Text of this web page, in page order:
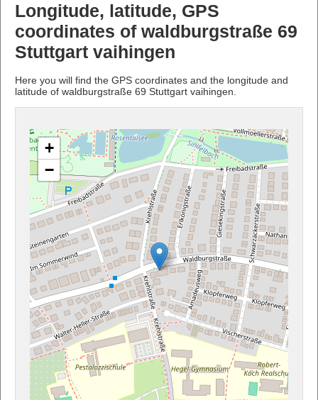
Longitude, latitude, GPS
coordinates of waldburgstraße 69
Stuttgart vaihingen
Here you will find the GPS coordinates and the longitude and
latitude of waldburgstraße 69 Stuttgart vaihingen.
+
−